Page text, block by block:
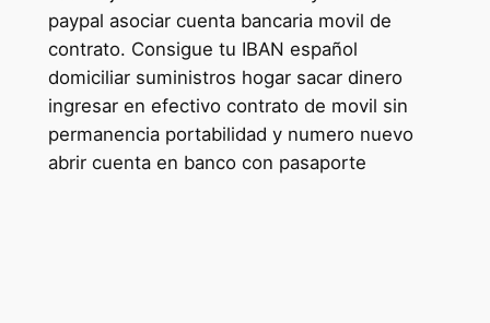
paypal asociar cuenta bancaria movil de
contrato. Consigue tu IBAN español
domiciliar suministros hogar sacar dinero
ingresar en efectivo contrato de movil sin
permanencia portabilidad y numero nuevo
abrir cuenta en banco con pasaporte